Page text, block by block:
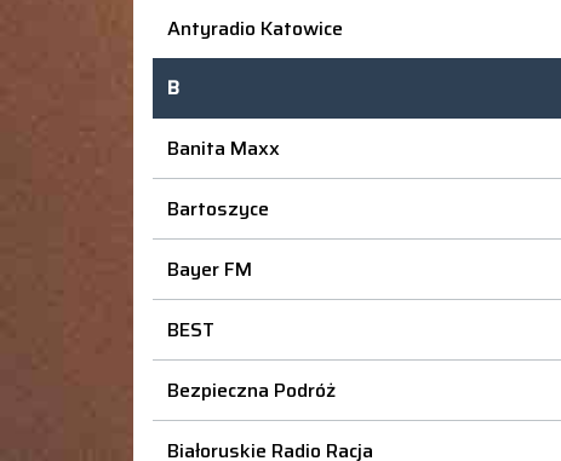
Antyradio Katowice
B
Banita Maxx
Bartoszyce
Bayer FM
BEST
Bezpieczna Podróż
Białoruskie Radio Racja